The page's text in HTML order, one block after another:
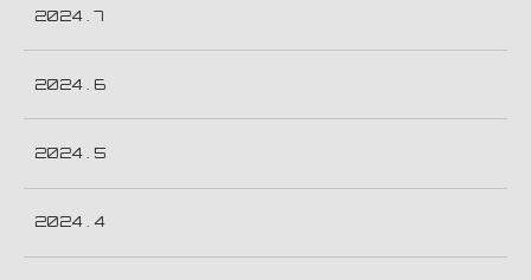
2024 . 7
2024 . 6
2024 . 5
2024 . 4